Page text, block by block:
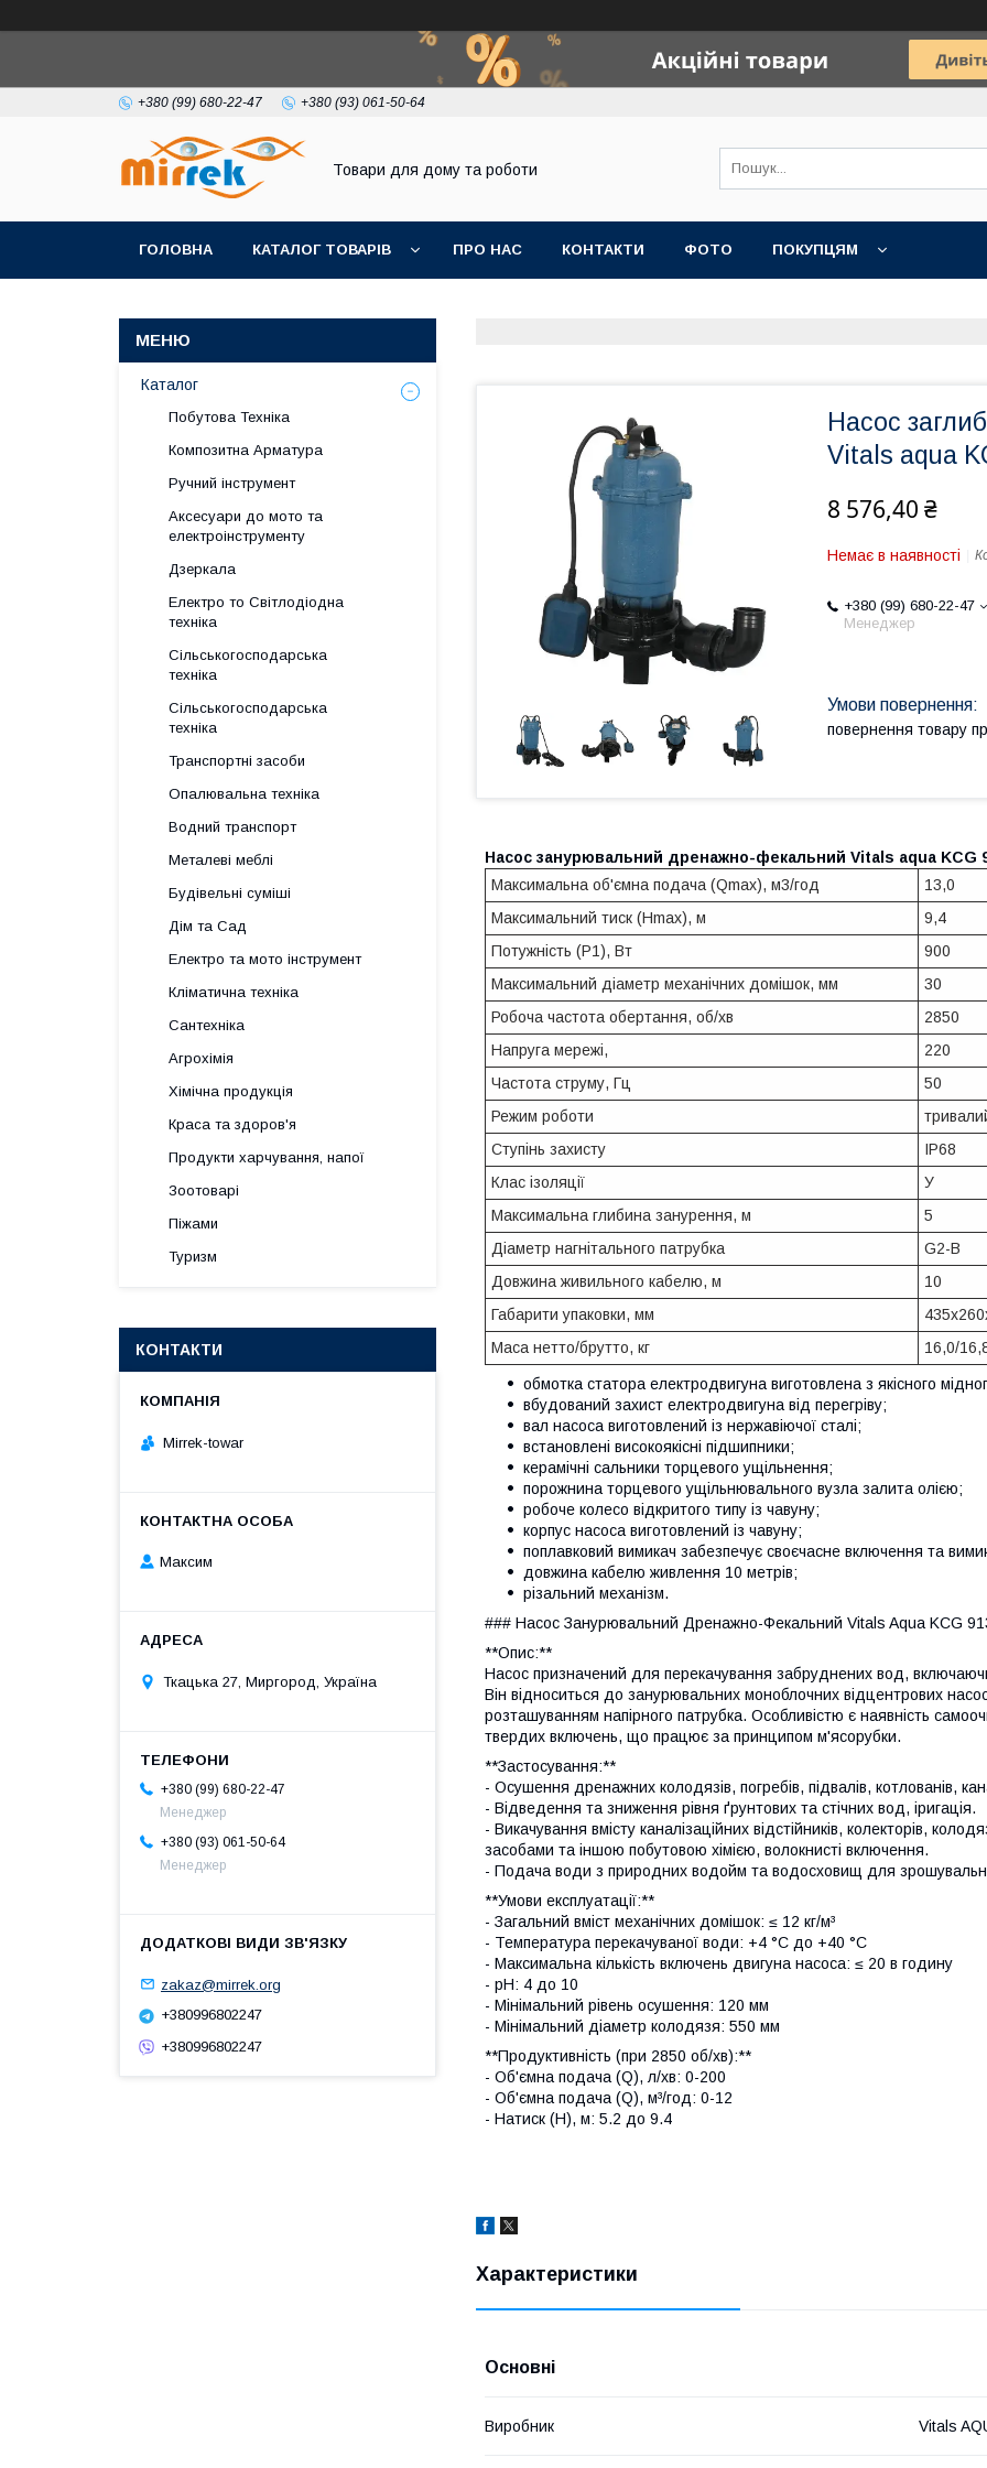
+380 (99) 680-22-47 +380 (93) 061-50-64
Товари для дому та роботи
ГОЛОВНА КАТАЛОГ ТОВАРІВ ПРО НАС КОНТАКТИ ФОТО ПОКУПЦЯМ
Насос
Vitals aqua
8 576,40 ₴
Немає в наявності
+380 (99) 680-22-47
Менеджер
повернення товару
Насос занурювальний дренажно-фекальний Vitals aqua KCG
Максимальна об'ємна подача (Qmax), м3/год
13,0
Максимальний тиск (Нmax), м
9,4
Потужність (Р1), Вт
900
Максимальний діаметр механічних домішок, мм
30
Робоча частота обертання, об/хв
2850
Напруга мережі,
220
Частота струму, Гц
50
Режим роботи
Ступінь захисту
IP68
Клас ізоляції
У
Максимальна глибина занурення, м
5
Діаметр нагнітального патрубка
G2-B
Довжина живильного кабелю, м
10
Габарити упаковки, мм
Маса нетто/брутто, кг
16,0/
обмотка статора електродвигуна виготовлена ​​з якісного
вбудований захист електродвигуна від перегріву;
вал насоса виготовлений із нержавіючої сталі;
встановлені високоякісні підшипники;
керамічні сальники торцевого ущільнення;
порожнина торцевого ущільнювального вузла залита олією;
робоче колесо відкритого типу із чавуну;
корпус насоса виготовлений із чавуну;
поплавковий вимикач забезпечує своєчасне включення та
довжина кабелю живлення 10 метрів;
різальний механізм.
### Насос Занурювальний Дренажно-Фекальний Vitals Aqua KCG
**Опис:**
Насос призначений для перекачування забруднених вод,
Він відноситься до занурювальних моноблочних відцентрових
розташуванням напірного патрубка. Особливістю є наявність
твердих включень, що працює за принципом м'ясорубки.
**Застосування:**
- Осушення дренажних колодязів, погребів, підвалів, котлованів,
- Відведення та зниження рівня ґрунтових та стічних вод, іригація.
- Викачування вмісту каналізаційних відстійників, колекторів,
засобами та іншою побутовою хімією, волокнисті включення.
- Подача води з природних водойм та водосховищ для
**Умови експлуатації:**
- Загальний вміст механічних домішок: ≤ 12 кг/м³
- Температура перекачуваної води: +4 °C до +40 °C
- Максимальна кількість включень двигуна насоса: ≤ 20 в годину
- pH: 4 до 10
- Мінімальний рівень осушення: 120 мм
- Мінімальний діаметр колодязя: 550 мм
**Продуктивність (при 2850 об/хв):**
- Об'ємна подача (Q), л/хв: 0-200
- Об'ємна подача (Q), м³/год: 0-12
- Натиск (Н), м: 5.2 до 9.4
Характеристики
Основні
Виробник Vitals
Каталог
Побутова Техніка
Композитна Арматура
Ручний інструмент
Аксесуари до мото та
електроінструменту
Дзеркала
Електро то Світлодіодна
техніка
Сільськогосподарська
техніка
Сільськогосподарська
техніка
Транспортні засоби
Опалювальна техніка
Водний транспорт
Металеві меблі
Будівельні суміші
Дім та Сад
Електро та мото інструмент
Кліматична техніка
Сантехніка
Агрохімія
Хімічна продукція
Краса та здоров'я
Продукти харчування, напої
Зоотоварі
Піжами
Туризм
КОНТАКТИ
Mirrek-towar
Максим
Ткацька 27, Миргород, Україна
+380 (99) 680-22-47
Менеджер
+380 (93) 061-50-64
Менеджер
zakaz@mirrek.org
+380996802247
+380996802247